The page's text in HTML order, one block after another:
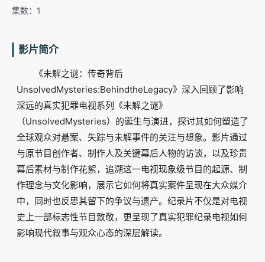
集数：1
影片简介
《未解之谜：传奇背后
UnsolvedMysteries:BehindtheLegacy》深入回顾了影响
深远的真实犯罪电视系列《未解之谜》
（UnsolvedMysteries）的诞生与演进，探讨其如何塑造了
全球观众对悬案、失踪与未解事件的关注与想象。影片通过
与原节目创作者、制作人及关键幕后人物的访谈，以及珍贵
幕后素材与制作花絮，追溯这一电视现象级节目的起源、制
作理念与文化影响，展示它如何将真实案件呈现在大众媒介
中，同时也反思其留下的争议与遗产。纪录片不仅是对电视
史上一部标志性节目致敬，更呈现了真实犯罪纪录电视如何
影响现代叙事与观众心态的深层解读。